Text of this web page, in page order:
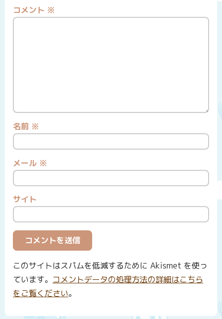
コメント ※
名前 ※
メール ※
サイト
このサイトはスパムを低減するために Akismet を使っ
ています。 コメントデータの処理方法の詳細はこちら
をご覧ください。